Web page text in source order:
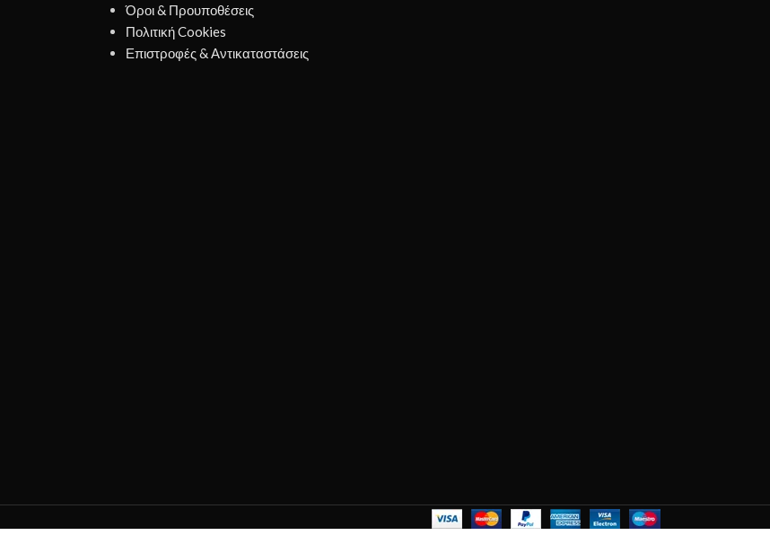
Όροι & Προυποθέσεις
Πολιτική Cookies
Επιστροφές & Αντικαταστάσεις